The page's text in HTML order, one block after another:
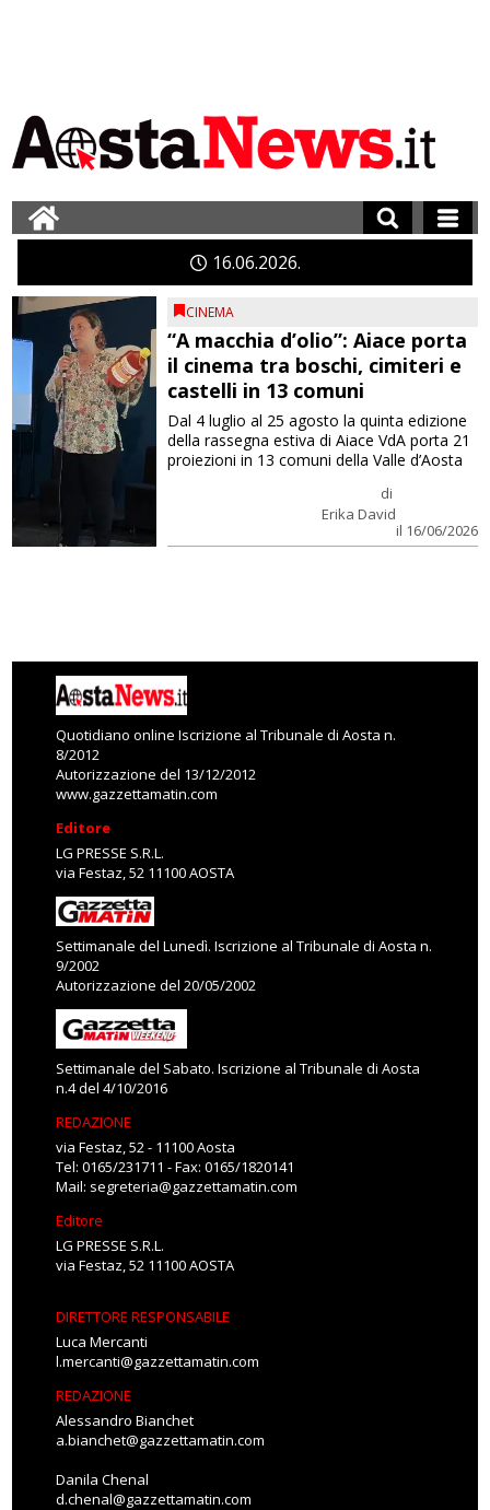
1606 2026
CINEMA
“A macchia d’olio”: Aiace porta
il cinema tra boschi, cimiteri e
castelli in 13 comuni
di
Erika David
il 16/06/2026
Dal 4 luglio al 25 agosto la quinta edizione
della rassegna estiva di Aiace VdA porta 21
proiezioni in 13 comuni della Valle d’Aosta
Quotidiano online Iscrizione al Tribunale di Aosta n.
8/2012
Autorizzazione del 13/12/2012
www.gazzettamatin.com
Editore
LG PRESSE S.R.L.
via Festaz, 52 11100 AOSTA
Settimanale del Lunedì. Iscrizione al Tribunale di Aosta n.
9/2002
Autorizzazione del 20/05/2002
Settimanale del Sabato. Iscrizione al Tribunale di Aosta
n.4 del 4/10/2016
REDAZIONE
via Festaz, 52 - 11100 Aosta
Tel: 0165/231711 - Fax: 0165/1820141
Mail: segreteria@gazzettamatin.com
Editore
LG PRESSE S.R.L.
via Festaz, 52 11100 AOSTA
DIRETTORE RESPONSABILE
Luca Mercanti
l.mercanti@gazzettamatin.com
REDAZIONE
Alessandro Bianchet
a.bianchet@gazzettamatin.com
Danila Chenal
d.chenal@gazzettamatin.com